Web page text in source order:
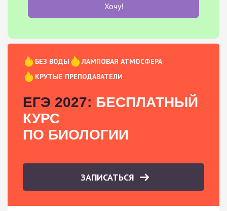
Хочу!
БЕЗ ВОДЫ
ЛАМПОВАЯ АТМОСФЕРА
КРУТЫЕ ПРЕПОДАВАТЕЛИ
ЕГЭ 2027: БЕСПЛАТНЫЙ
КУРС
ПО БИОЛОГИИ
ЗАПИСАТЬСЯ